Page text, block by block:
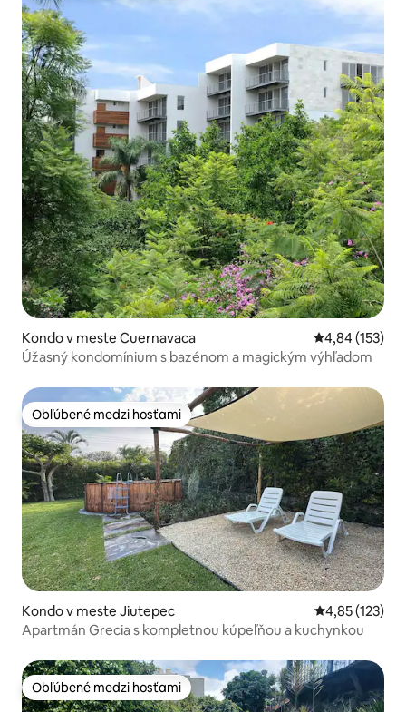
Kondo v meste Cuernavaca Priemerné
4,84 (153)
Úžasný kondomínium s bazénom a magickým výhľadom
Obľúbené medzi hosťami
Obľúbené medzi hosťami
Kondo v meste Jiutepec Priemerné
4,85 (123)
Apartmán Grecia s kompletnou kúpeľňou a kuchynkou
Obľúbené medzi hosťami
Obľúbené medzi hosťami